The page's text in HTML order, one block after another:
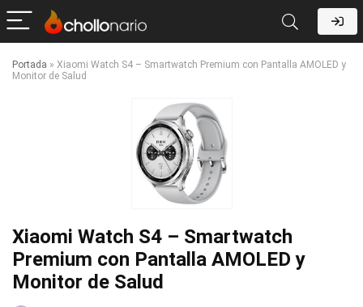
Portada » Xiaomi Watch S4 – Smartwatch Premium con Pantalla AMOLED y
Monitor de Salud
Xiaomi Watch S4 – Smartwatch
Premium con Pantalla AMOLED y
Monitor de Salud